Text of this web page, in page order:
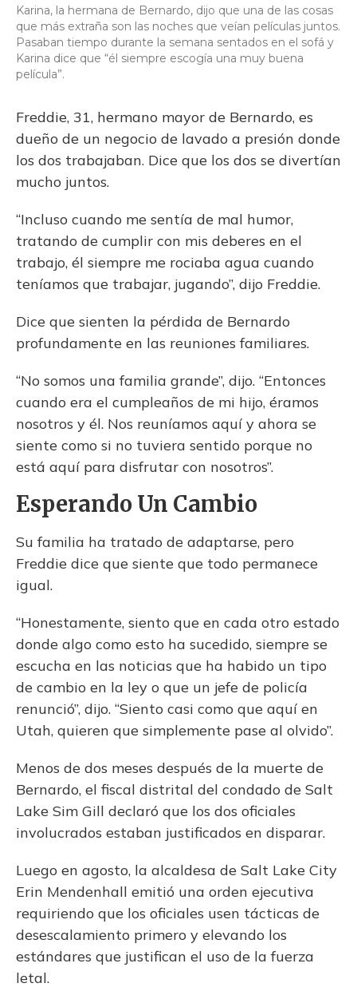
Karina, la hermana de Bernardo, dijo que una de las cosas
que más extraña son las noches que veían películas juntos.
Pasaban tiempo durante la semana sentados en el sofá y
Karina dice que “él siempre escogía una muy buena
película”.
Freddie, 31, hermano mayor de Bernardo, es
dueño de un negocio de lavado a presión donde
los dos trabajaban. Dice que los dos se divertían
mucho juntos.
“Incluso cuando me sentía de mal humor,
tratando de cumplir con mis deberes en el
trabajo, él siempre me rociaba agua cuando
teníamos que trabajar, jugando”, dijo Freddie.
Dice que sienten la pérdida de Bernardo
profundamente en las reuniones familiares.
“No somos una familia grande”, dijo. “Entonces
cuando era el cumpleaños de mi hijo, éramos
nosotros y él. Nos reuníamos aquí y ahora se
siente como si no tuviera sentido porque no
está aquí para disfrutar con nosotros”.
Esperando Un Cambio
Su familia ha tratado de adaptarse, pero
Freddie dice que siente que todo permanece
igual.
“Honestamente, siento que en cada otro estado
donde algo como esto ha sucedido, siempre se
escucha en las noticias que ha habido un tipo
de cambio en la ley o que un jefe de policía
renunció”, dijo. “Siento casi como que aquí en
Utah, quieren que simplemente pase al olvido”.
Menos de dos meses después de la muerte de
Bernardo, el fiscal distrital del condado de Salt
Lake Sim Gill declaró que los dos oficiales
involucrados estaban justificados en disparar.
Luego en agosto, la alcaldesa de Salt Lake City
Erin Mendenhall emitió una orden ejecutiva
requiriendo que los oficiales usen tácticas de
desescalamiento primero y elevando los
estándares que justifican el uso de la fuerza
letal.